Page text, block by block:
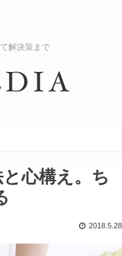
解決策まで
心構え。ち
2018.5.28